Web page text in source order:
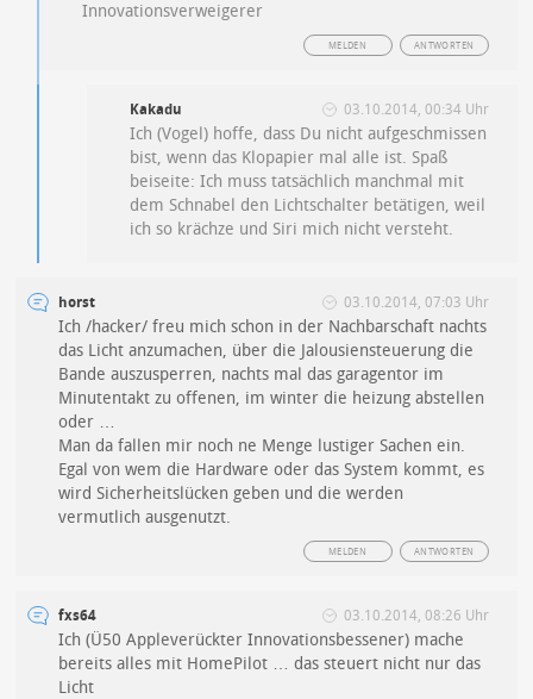
Innovationsverweigerer
ANTWORTEN
MELDEN
Kakadu 03.10.2014, 00:34 Uhr
Ich (Vogel) hoffe, dass Du nicht aufgeschmissen
bist, wenn das Klopapier mal alle ist. Spaß
beiseite: Ich muss tatsächlich manchmal mit
dem Schnabel den Lichtschalter betätigen, weil
ich so krächze und Siri mich nicht versteht.
horst 03.10.2014, 07:03 Uhr
Ich /hacker/ freu mich schon in der Nachbarschaft nachts
das Licht anzumachen, über die Jalousiensteuerung die
Bande auszusperren, nachts mal das garagentor im
Minutentakt zu offenen, im winter die heizung abstellen
oder …
Man da fallen mir noch ne Menge lustiger Sachen ein.
Egal von wem die Hardware oder das System kommt, es
wird Sicherheitslücken geben und die werden
vermutlich ausgenutzt.
ANTWORTEN
MELDEN
fxs64 03.10.2014, 08:26 Uhr
Ich (Ü50 Appleverückter Innovationsbessener) mache
bereits alles mit HomePilot … das steuert nicht nur das
Licht